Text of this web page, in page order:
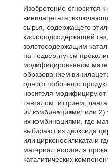
Изобретение относится
винилацетата,
сырья, содержащего
кислородсодержащий
золотосодержащим
на подвергнутом
модифицированном
образованием
одного побочного
носителя
танталом, иттрием,
их комбинациями; или 2)
их комбинациями, где
выбирают из диоксида
или цирконосиликата и
материал носителя
каталитических